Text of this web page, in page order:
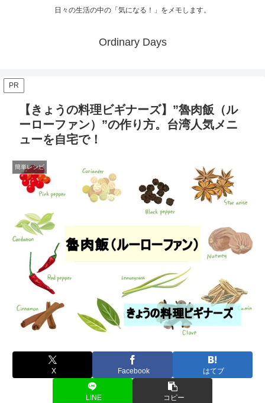
日々の生活の中の「気になる！」をメモします。
Ordinary Days
PR
【きょうの料理ビギナーズ】”魯肉飯（ル
ーローファン）”の作り方。台湾人気メニ
ューを自宅で！
簡単レシピ
X Facebook はてブ
LINE コピー